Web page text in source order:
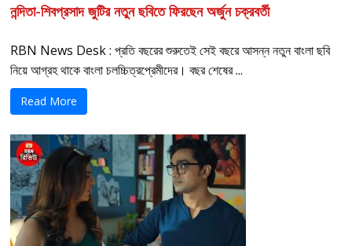
নন্দিতা-শিবপ্রসাদ জুটির নতুন ছবিতে ফিরছেন অর্জুন চক্রবর্তী
RBN News Desk : প্রতি বছরের শুরুতেই সেই বছরে আসন্ন নতুন বাংলা ছবি
নিয়ে আগ্রহ থাকে বাংলা চলচ্চিত্রপ্রেমীদের। বছর শেষের ...
Read More